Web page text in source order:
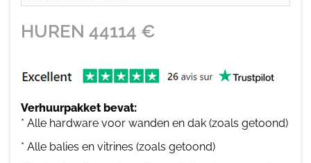
HUREN 44114 €
Verhuurpakket bevat:
* Alle hardware voor wanden en dak (zoals getoond)
* Alle balies en vitrines (zoals getoond)